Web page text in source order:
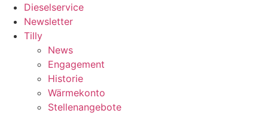
Dieselservice
Newsletter
Tilly
News
Engagement
Historie
Wärmekonto
Stellenangebote